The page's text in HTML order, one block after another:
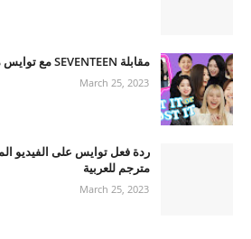
مقابلة SEVENTEEN مع توايس مترجمة للعربية
March 25, 2023
مترجم للعربية
March 25, 2023